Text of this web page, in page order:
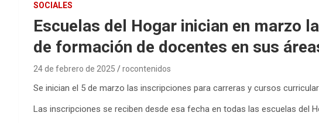
SOCIALES
Escuelas del Hogar inician en marzo
de formación de docentes en sus
24 de febrero de 2025 rocontenidos
Se inician el 5 de marzo las inscripciones para carreras y cursos
Las inscripciones se reciben desde esa fecha en todas las escuelas del